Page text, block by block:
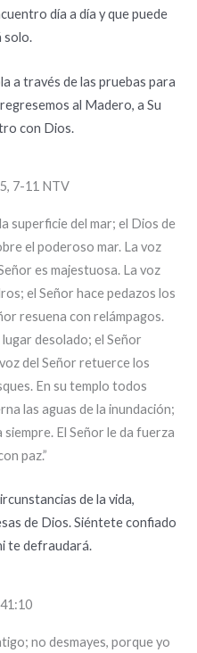
día a día y que puede
solo.
a través de las pruebas para
al Madero, a Su
con Dios.
7-11 NTV
superficie del mar; el Dios de
el poderoso mar. La voz
es majestuosa. La voz
el Señor hace pedazos los
resuena con relámpagos.
desolado; el Señor
del Señor retuerce los
En su templo todos
las aguas de la inundación;
El Señor le da fuerza
paz.”
de la vida,
de Dios. Siéntete confiado
te defraudará.
no desmayes, porque yo